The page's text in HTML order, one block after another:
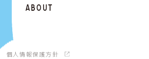
ABOUT
個人情報保護方針